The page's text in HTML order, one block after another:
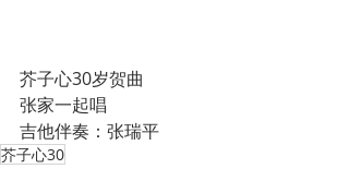
芥子心30岁贺曲
张家一起唱
吉他伴奏：张瑞平
芥子心30